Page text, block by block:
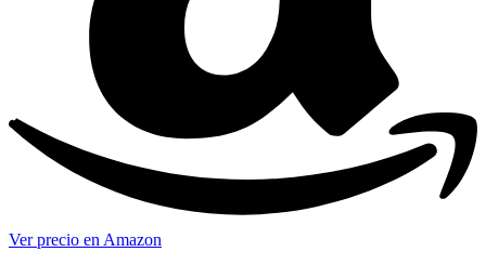
Ver precio en Amazon